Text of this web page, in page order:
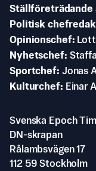
Ställföreträdande
Politisk
Opinionschef
Nyhetschef
Sportchef Jonas
Kulturchef
Einar
Svenska Epoch
DN-skrapan
Rålambsvägen 17
112 59 Stockholm